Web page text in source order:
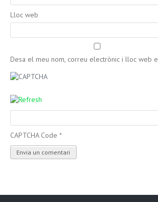
Lloc web
Desa el meu nom, correu electrònic i lloc web
CAPTCHA Code *